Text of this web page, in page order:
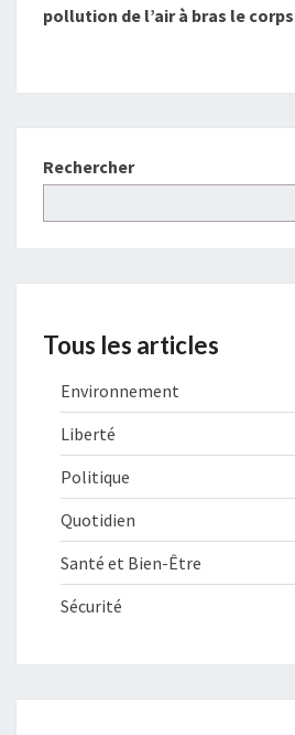
pollution de l’air à bras le
Rechercher
Tous les articles
Environnement
Liberté
Politique
Quotidien
Santé et Bien-Être
Sécurité